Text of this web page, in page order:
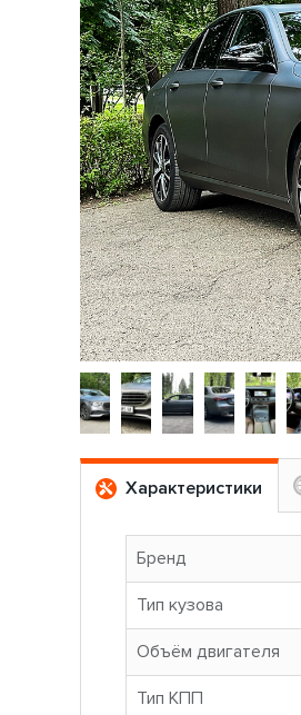
Характеристики
Бренд
Тип кузова
Объём двигателя
Тип КПП